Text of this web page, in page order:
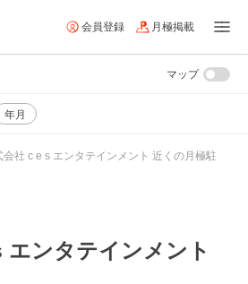
会員登録 月極掲載
年月
マップ
会社 c e s エンタテインメント 近くの月極駐
エンタテインメント